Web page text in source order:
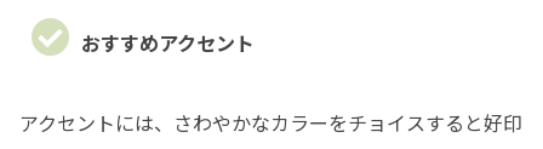
おすすめアクセント
アクセントには、さわやかなカラーをチョイスすると好印